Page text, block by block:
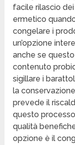
facile rilascio
ermetico
congelare i
un’opzione
anche se
contenuto
sigillare i
la
prevede il
questo
qualità
opzione è il